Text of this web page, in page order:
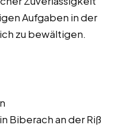
Aufgaben in der
zu bewältigen.
Biberach an der Riß